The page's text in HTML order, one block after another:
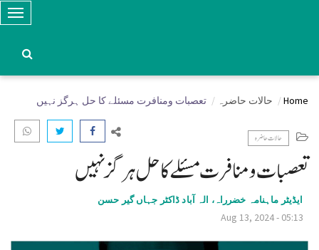
T
g
Home حالات حاضرہ تعصبات ومنافرت مسئلے کا حل ہرگز نہیں
حالات حاضرہ
تعصبات ومنافرت مسئلے کا حل ہرگز نہیں
ایڈیٹر ماہنامہ خضرراہ، الہ آباد ڈاکٹر جہاں گیر حسن
Aug 13, 2024 - 05:13